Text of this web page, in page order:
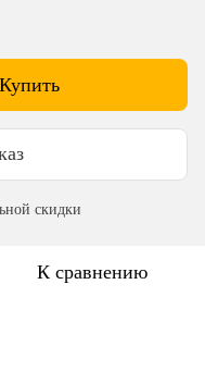
Купить
скидки
К сравнению